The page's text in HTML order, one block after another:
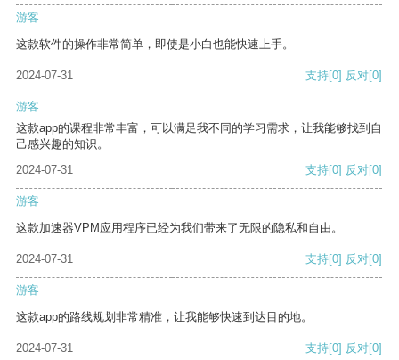
游客
这款软件的操作非常简单，即使是小白也能快速上手。
2024-07-31 支持[0] 反对[0]
游客
这款app的课程非常丰富，可以满足我不同的学习需求，让我能够找到自
己感兴趣的知识。
2024-07-31
支持[0] 反对[0]
游客
这款加速器VPM应用程序已经为我们带来了无限的隐私和自由。
2024-07-31 支持[0] 反对[0]
游客
这款app的路线规划非常精准，让我能够快速到达目的地。
2024-07-31 支持[0] 反对[0]